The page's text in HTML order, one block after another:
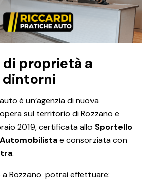
di proprietà a
dintorni
è un’agenzia di nuova
sul territorio di Rozzano e
2019, certificata allo Sportello
e consorziata con
.
a Rozzano potrai effettuare: